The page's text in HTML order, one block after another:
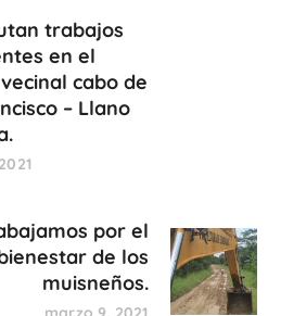
trabajos
en el
cabo de
– Llano
por el
de los
muisneños.